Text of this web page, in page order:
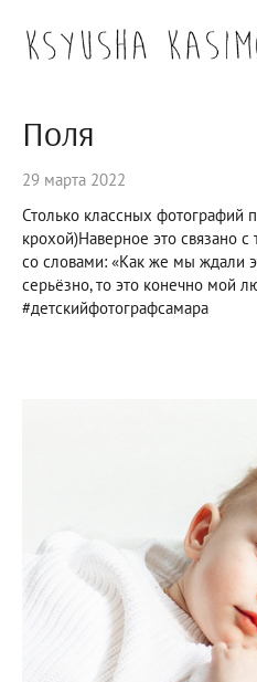
Поля
29 марта 2022
Столько классных фотографий
крохой)Наверное это связано
со словами: «Как же мы ждали
серьёзно, то это конечно мой
#детскийфотографсамара